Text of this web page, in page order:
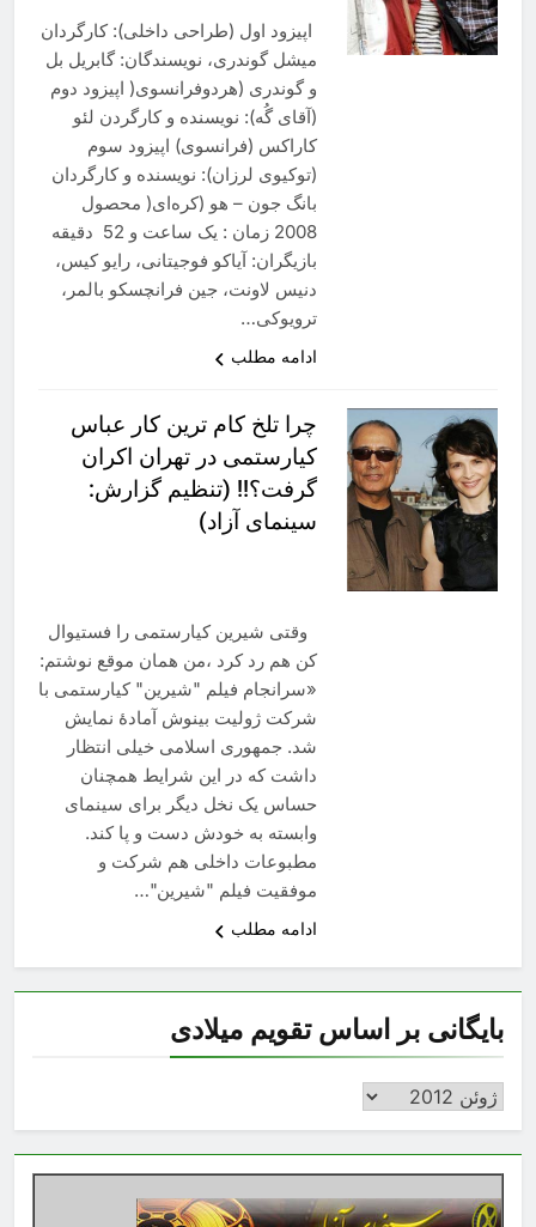
اپیزود اول (طراحی داخلی): کارگردان
میشل گوندری، نویسندگان: گابریل بل
و گوندری (هردوفرانسوی( اپیزود دوم
(آقای گُه): نویسنده و کارگردن لئو
کاراکس (فرانسوی) اپیزود سوم
(توکیوی لرزان): نویسنده و کارگردان
بانگ جون – هو (کره‌ای( محصول
2008 زمان : یک ساعت و 52 دقیقه
بازیگران: آیاکو فوجیتانی، رایو کیس،
دنیس لاونت، جین فرانچسکو بالمر،
ترویوکی…
ادامه مطلب
چرا تلخ کام ترین کار عباس
کیارستمی در تهران اکران
گرفت؟!! (تنظیم گزارش:
سینمای آزاد)
وقتی شیرین کیارستمی را فستیوال
کن هم رد کرد ،من همان موقع نوشتم:
«سرانجام فیلم "شیرین" کیارستمی با
شرکت ژولیت بینوش آمادۀ نمایش
شد. جمهوری اسلامی خیلی انتظار
داشت که در این شرایط همچنان
حساس یک نخل دیگر برای سینمای
وابسته به خودش دست و پا کند.
مطبوعات داخلی هم شرکت و
موفقیت فیلم "شیرین"…
ادامه مطلب
بایگانی بر اساس تقویم میلادی
بایگانی
اساس
تقویم
میلادی